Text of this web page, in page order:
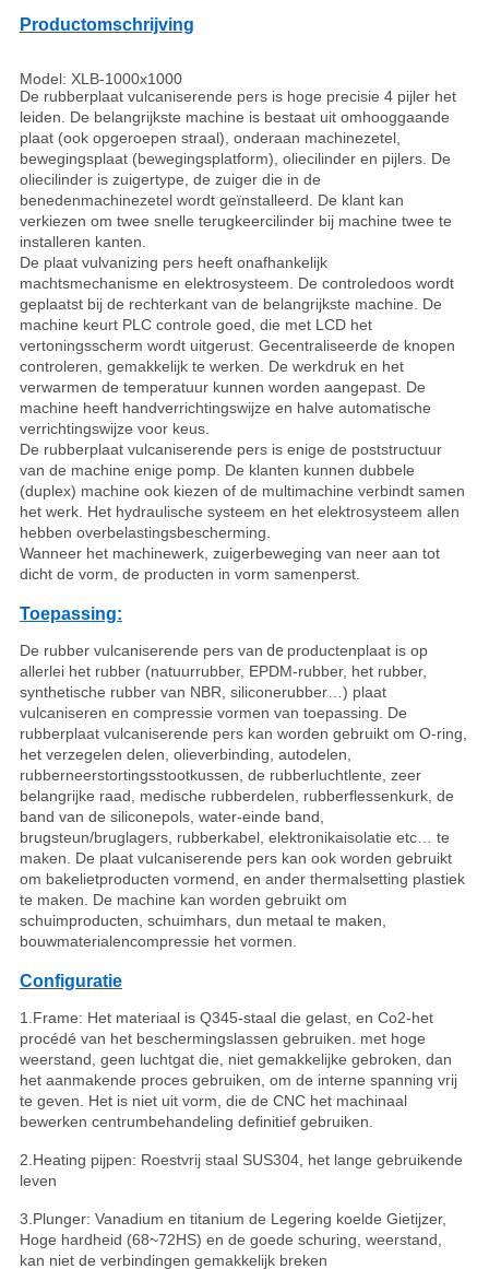
Productomschrijving
Model: XLB-1000x1000
De rubberplaat vulcaniserende pers is hoge precisie 4 pijler het
leiden. De belangrijkste machine is bestaat uit omhooggaande
plaat (ook opgeroepen straal), onderaan machinezetel,
bewegingsplaat (bewegingsplatform), oliecilinder en pijlers. De
oliecilinder is zuigertype, de zuiger die in de
benedenmachinezetel wordt geïnstalleerd. De klant kan
verkiezen om twee snelle terugkeercilinder bij machine twee te
installeren kanten.
De plaat vulvanizing pers heeft onafhankelijk
machtsmechanisme en elektrosysteem. De controledoos wordt
geplaatst bij de rechterkant van de belangrijkste machine. De
machine keurt PLC controle goed, die met LCD het
vertoningsscherm wordt uitgerust. Gecentraliseerde de knopen
controleren, gemakkelijk te werken. De werkdruk en het
verwarmen de temperatuur kunnen worden aangepast. De
machine heeft handverrichtingswijze en halve automatische
verrichtingswijze voor keus.
De rubberplaat vulcaniserende pers is enige de poststructuur
van de machine enige pomp. De klanten kunnen dubbele
(duplex) machine ook kiezen of de multimachine verbindt samen
het werk. Het hydraulische systeem en het elektrosysteem allen
hebben overbelastingsbescherming.
Wanneer het machinewerk, zuigerbeweging van neer aan tot
dicht de vorm, de producten in vorm samenperst.
Toepassing:
De rubber vulcaniserende pers van de productenplaat is op
allerlei het rubber (natuurrubber, EPDM-rubber, het rubber,
synthetische rubber van NBR, siliconerubber…) plaat
vulcaniseren en compressie vormen van toepassing. De
rubberplaat vulcaniserende pers kan worden gebruikt om O-ring,
het verzegelen delen, olieverbinding, autodelen,
rubberneerstortingsstootkussen, de rubberluchtlente, zeer
belangrijke raad, medische rubberdelen, rubberflessenkurk, de
band van de siliconepols, water-einde band,
brugsteun/bruglagers, rubberkabel, elektronikaisolatie etc… te
maken. De plaat vulcaniserende pers kan ook worden gebruikt
om bakelietproducten vormend, en ander thermalsetting plastiek
te maken. De machine kan worden gebruikt om
schuimproducten, schuimhars, dun metaal te maken,
bouwmaterialencompressie het vormen.
Configuratie
1.Frame: Het materiaal is Q345-staal die gelast, en Co2-het
procédé van het beschermingslassen gebruiken. met hoge
weerstand, geen luchtgat die, niet gemakkelijke gebroken, dan
het aanmakende proces gebruiken, om de interne spanning vrij
te geven. Het is niet uit vorm, die de CNC het machinaal
bewerken centrumbehandeling definitief gebruiken.
2.Heating pijpen: Roestvrij staal SUS304, het lange gebruikende
leven
3.Plunger: Vanadium en titanium de Legering koelde Gietijzer,
Hoge hardheid (68~72HS) en de goede schuring, weerstand,
kan niet de verbindingen gemakkelijk breken